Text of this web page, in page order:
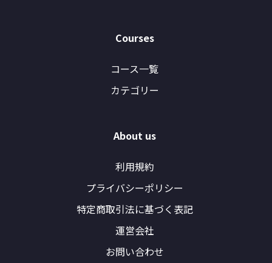
Courses
コース一覧
カテゴリー
About us
利用規約
プライバシーポリシー
特定商取引法に基づく表記
運営会社
お問い合わせ